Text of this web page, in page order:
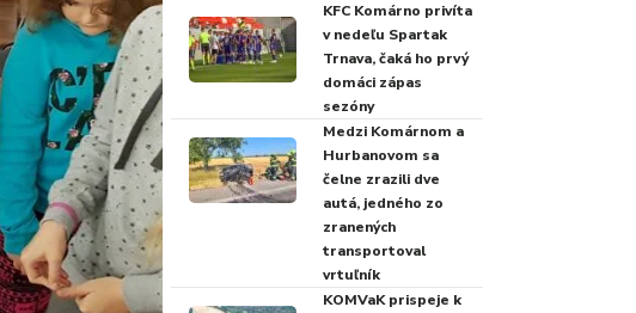
KFC Komárno privíta
v nedeľu Spartak
Trnava, čaká ho prvý
domáci zápas
sezóny
Medzi Komárnom a
Hurbanovom sa
čelne zrazili dve
autá, jedného zo
zranených
transportoval
vrtuľník
KOMVaK prispeje k